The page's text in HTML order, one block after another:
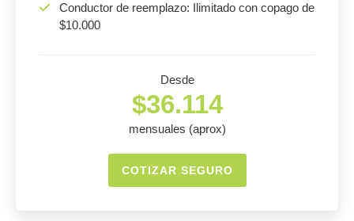
Conductor de reemplazo: Ilimitado con copago de
$10.000
Desde
$36.114
mensuales (aprox)
COTIZAR SEGURO